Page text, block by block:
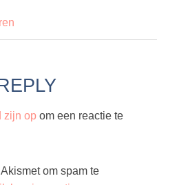
zijn opom een reactie te
om spam te